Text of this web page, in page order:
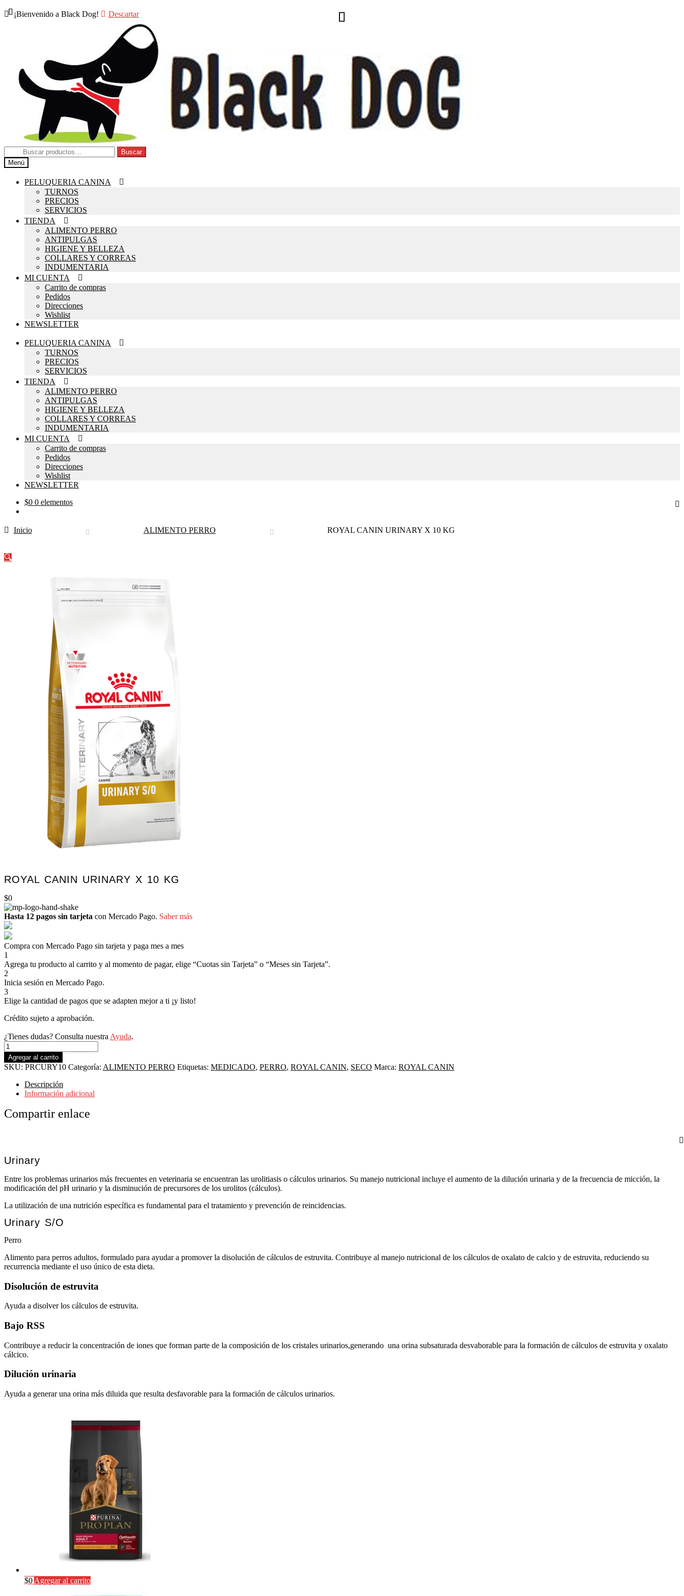
¡Bienvenido a Black Dog! Descartar
Buscar
Menú
PELUQUERIA CANINA
TURNOS
PRECIOS
SERVICIOS
TIENDA
ALIMENTO PERRO
ANTIPULGAS
HIGIENE Y BELLEZA
COLLARES Y CORREAS
INDUMENTARIA
MI CUENTA
Carrito de compras
Pedidos
Direcciones
Wishlist
NEWSLETTER
PELUQUERIA CANINA
TURNOS
PRECIOS
SERVICIOS
TIENDA
ALIMENTO PERRO
ANTIPULGAS
HIGIENE Y BELLEZA
COLLARES Y CORREAS
INDUMENTARIA
MI CUENTA
Carrito de compras
Pedidos
Direcciones
Wishlist
NEWSLETTER
$0 0 elementos
Inicio ALIMENTO PERRO ROYAL CANIN URINARY X 10 KG
🔍
ROYAL CANIN URINARY X 10 KG
$0
Hasta 12 pagos sin tarjeta con Mercado Pago. Saber más
Compra con Mercado Pago sin tarjeta y paga mes a mes
1
Agrega tu producto al carrito y al momento de pagar, elige “Cuotas sin Tarjeta” o “Meses sin Tarjeta”.
2
Inicia sesión en Mercado Pago.
3
Elige la cantidad de pagos que se adapten mejor a ti ¡y listo!
Crédito sujeto a aprobación.
¿Tienes dudas? Consulta nuestra Ayuda.
Agregar al carrito
SKU: PRCURY10 Categoría: ALIMENTO PERRO Etiquetas: MEDICADO, PERRO, ROYAL CANIN, SECO Marca: ROYAL CANIN
Descripción
Información adicional
Compartir enlace
Urinary
Entre los problemas urinarios más frecuentes en veterinaria se encuentran las urolitiasis o cálculos urinarios. Su manejo nutricional incluye el aumento de la dilución urinaria y de la frecuencia de micción, la
modificación del pH urinario y la disminución de precursores de los urolitos (cálculos).
La utilización de una nutrición específica es fundamental para el tratamiento y prevención de reincidencias.
Urinary S/O
Perro
Alimento para perros adultos, formulado para ayudar a promover la disolución de cálculos de estruvita. Contribuye al manejo nutricional de los cálculos de oxalato de calcio y de estruvita, reduciendo su
recurrencia mediante el uso único de esta dieta.
Disolución de estruvita
Ayuda a disolver los cálculos de estruvita.
Bajo RSS
Contribuye a reducir la concentración de iones que forman parte de la composición de los cristales urinarios,generando una orina subsaturada desvaborable para la formación de cálculos de estruvita y oxalato
cálcico.
Dilución urinaria
Ayuda a generar una orina más diluida que resulta desfavorable para la formación de cálculos urinarios.
$0 Agregar al carrito